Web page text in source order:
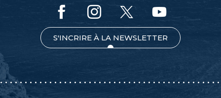
S'INCRIRE À LA NEWSLETTER